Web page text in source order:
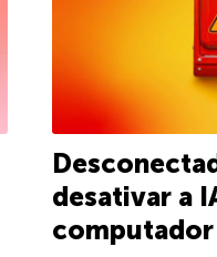
desativar a